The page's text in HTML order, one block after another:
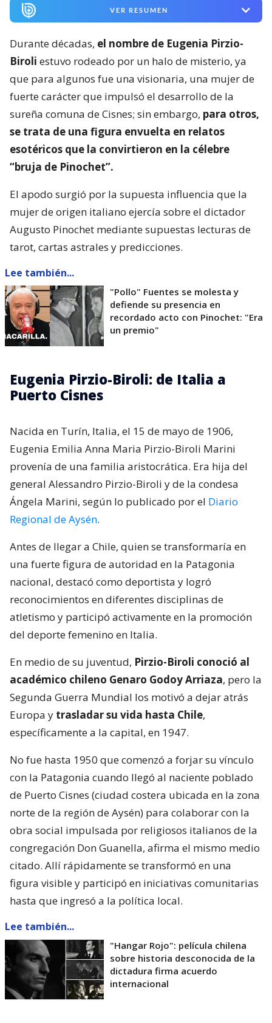
VER RESUMEN
Durante décadas, el nombre de Eugenia Pirzio-
Biroli estuvo rodeado por un halo de misterio, ya
que para algunos fue una visionaria, una mujer de
fuerte carácter que impulsó el desarrollo de la
sureña comuna de Cisnes; sin embargo, para otros,
se trata de una figura envuelta en relatos
esotéricos que la convirtieron en la célebre
“bruja de Pinochet”.
El apodo surgió por la supuesta influencia que la
mujer de origen italiano ejercía sobre el dictador
Augusto Pinochet mediante supuestas lecturas de
tarot, cartas astrales y predicciones.
Lee también...
"Pollo" Fuentes se molesta y
defiende su presencia en
recordado acto con Pinochet: "Era
un premio"
Eugenia Pirzio-Biroli: de Italia a
Puerto Cisnes
Nacida en Turín, Italia, el 15 de mayo de 1906,
Eugenia Emilia Anna Maria Pirzio-Biroli Marini
provenía de una familia aristocrática. Era hija del
general Alessandro Pirzio-Biroli y de la condesa
Ángela Marini, según lo publicado por el Diario
Regional de Aysén.
Antes de llegar a Chile, quien se transformaría en
una fuerte figura de autoridad en la Patagonia
nacional, destacó como deportista y logró
reconocimientos en diferentes disciplinas de
atletismo y participó activamente en la promoción
del deporte femenino en Italia.
En medio de su juventud, Pirzio-Biroli conoció al
académico chileno Genaro Godoy Arriaza, pero la
Segunda Guerra Mundial los motivó a dejar atrás
Europa y trasladar su vida hasta Chile,
específicamente a la capital, en 1947.
No fue hasta 1950 que comenzó a forjar su vínculo
con la Patagonia cuando llegó al naciente poblado
de Puerto Cisnes (ciudad costera ubicada en la zona
norte de la región de Aysén) para colaborar con la
obra social impulsada por religiosos italianos de la
congregación Don Guanella, afirma el mismo medio
citado. Allí rápidamente se transformó en una
figura visible y participó en iniciativas comunitarias
hasta que ingresó a la política local.
Lee también...
"Hangar Rojo": película chilena
sobre historia desconocida de la
dictadura firma acuerdo
internacional